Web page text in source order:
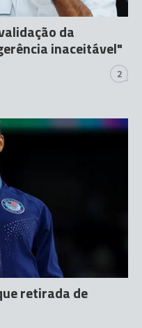
da
inaceitável"
2
retirada de